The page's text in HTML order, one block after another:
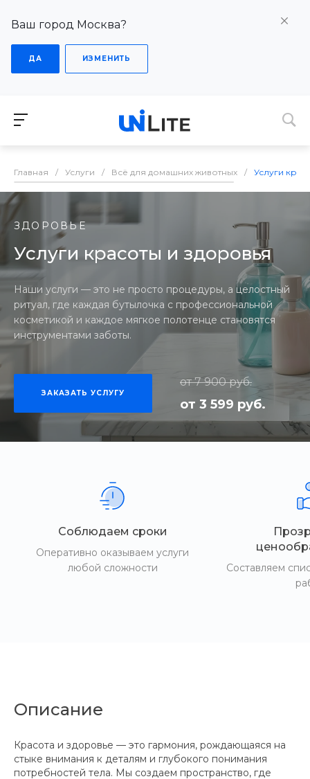
Ваш город Москва?
ДА ИЗМЕНИТЬ
Главная / Услуги / Всё для домашних животных / Услуги
ЗДОРОВЬЕ
Услуги красоты и здоровья
Наши услуги — это не просто процедуры, а целостный
ритуал, где каждая бутылочка с профессиональной
косметикой и каждое мягкое полотенце становятся
инструментами заботы.
ЗАКАЗАТЬ УСЛУГУ
от 7 900 руб.
от 3 599 руб.
Соблюдаем сроки
Оперативно оказываем услуги
любой сложности
Составляем
Описание
Красота и здоровье — это гармония, рождающаяся на
стыке внимания к деталям и глубокого понимания
потребностей тела. Мы создаем пространство, где